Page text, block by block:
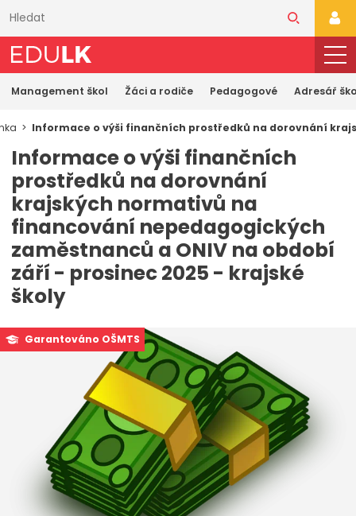
obsahu
Management škol Žáci a rodiče Pedagogové Adresář
Informace o výši finančních prostředků na dorovnání
Informace o výši finančních
prostředků na dorovnání
krajských normativů na
financování nepedagogických
zaměstnanců a ONIV na období
září - prosinec 2025 - krajské
školy
Garantováno OŠMTS